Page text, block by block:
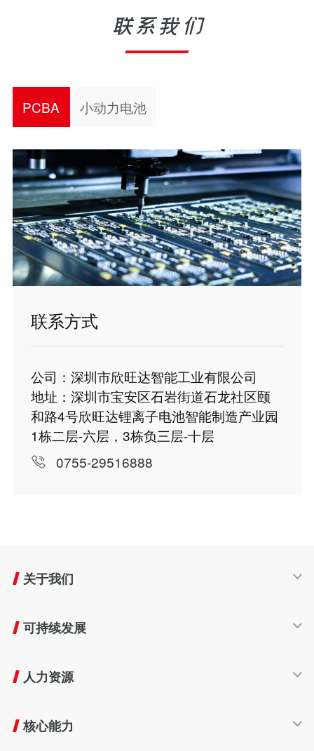
联系我们
PCBA 小动力电池
联系方式
公司：深圳市欣旺达智能工业有限公司
地址：深圳市宝安区石岩街道石龙社区颐
和路4号欣旺达锂离子电池智能制造产业园
1栋二层-六层，3栋负三层-十层
0755-29516888
关于我们
发展历程
企业文化
可持续发展
生命周期
责任商业
人力资源
员工福利
核心能力